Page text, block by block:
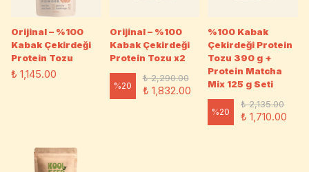
Orijinal – %100
Kabak Çekirdeği
Protein Tozu
₺ 1,145.00
Orijinal – %100
Kabak Çekirdeği
Protein Tozu x2
%20
₺ 2,290.00
₺ 1,832.00
%100 Kabak
Çekirdeği Protein
Tozu 390 g +
Protein Matcha
Mix 125 g Seti
%20
₺ 2,135.00
₺ 1,710.00